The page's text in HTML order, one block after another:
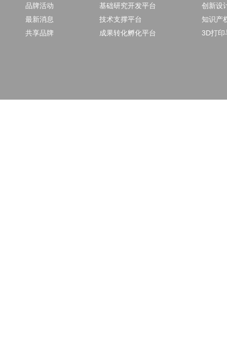
品牌活动
最新消息
共享品牌
基础研究开发平台
技术支撑平台
成果转化孵化平台
创新设
知识产
3D打印